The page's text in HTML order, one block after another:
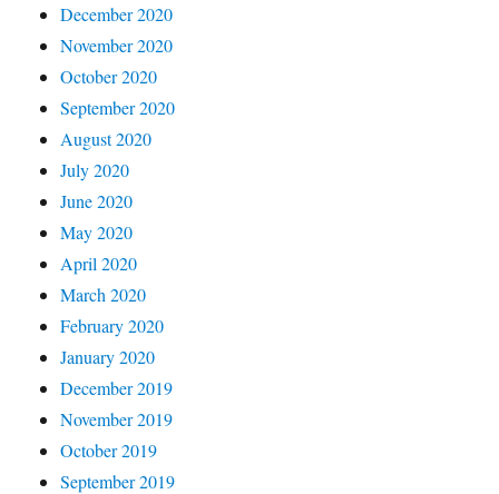
December 2020
November 2020
October 2020
September 2020
August 2020
July 2020
June 2020
May 2020
April 2020
March 2020
February 2020
January 2020
December 2019
November 2019
October 2019
September 2019